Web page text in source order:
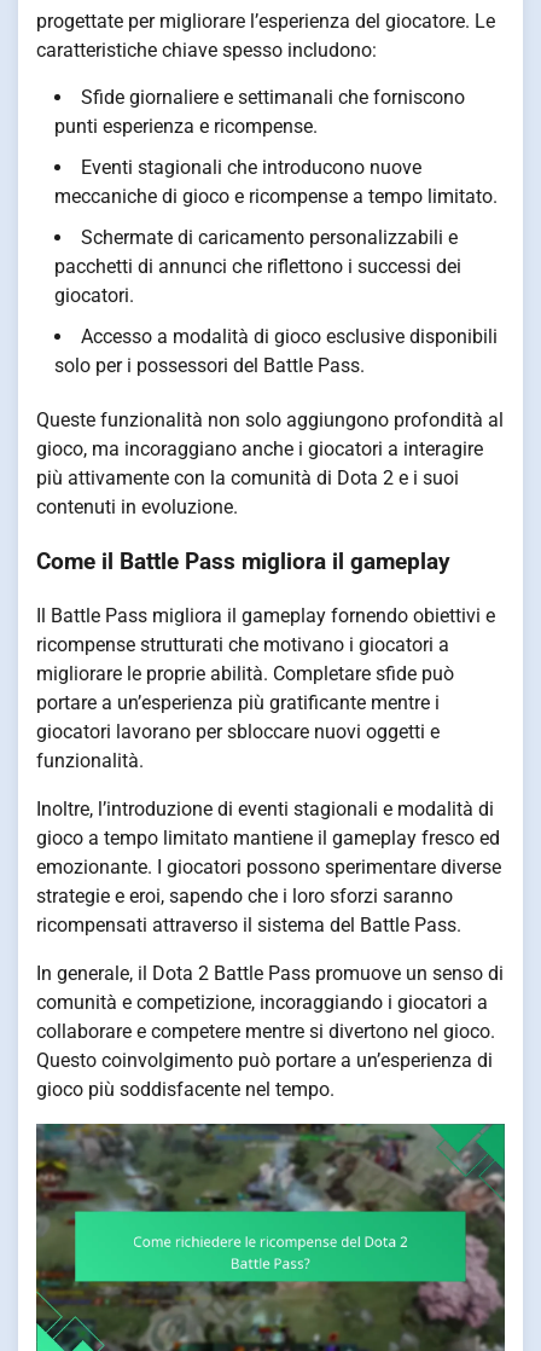
progettate per migliorare l’esperienza del giocatore. Le
caratteristiche chiave spesso includono:
Sfide giornaliere e settimanali che forniscono
punti esperienza e ricompense.
Eventi stagionali che introducono nuove
meccaniche di gioco e ricompense a tempo limitato.
Schermate di caricamento personalizzabili e
pacchetti di annunci che riflettono i successi dei
giocatori.
Accesso a modalità di gioco esclusive disponibili
solo per i possessori del Battle Pass.
Queste funzionalità non solo aggiungono profondità al
gioco, ma incoraggiano anche i giocatori a interagire
più attivamente con la comunità di Dota 2 e i suoi
contenuti in evoluzione.
Come il Battle Pass migliora il gameplay
Il Battle Pass migliora il gameplay fornendo obiettivi e
ricompense strutturati che motivano i giocatori a
migliorare le proprie abilità. Completare sfide può
portare a un’esperienza più gratificante mentre i
giocatori lavorano per sbloccare nuovi oggetti e
funzionalità.
Inoltre, l’introduzione di eventi stagionali e modalità di
gioco a tempo limitato mantiene il gameplay fresco ed
emozionante. I giocatori possono sperimentare diverse
strategie e eroi, sapendo che i loro sforzi saranno
ricompensati attraverso il sistema del Battle Pass.
In generale, il Dota 2 Battle Pass promuove un senso di
comunità e competizione, incoraggiando i giocatori a
collaborare e competere mentre si divertono nel gioco.
Questo coinvolgimento può portare a un’esperienza di
gioco più soddisfacente nel tempo.